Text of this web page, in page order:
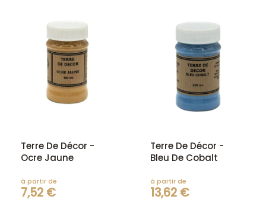
Terre De Décor -
Ocre Jaune
à partir de
7,52 €
Terre De Décor -
Bleu De Cobalt
à partir de
13,62 €